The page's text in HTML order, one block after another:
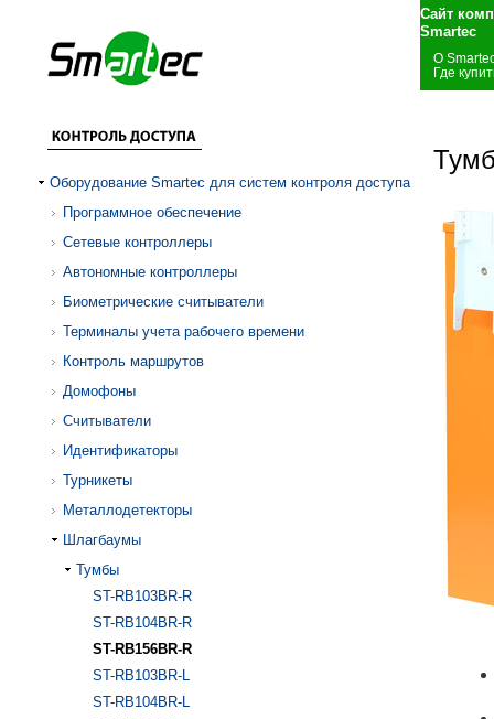
Сайт
Smartec
О
Где
Оборудование Smartec для систем контроля доступа
Программное обеспечение
Сетевые контроллеры
Автономные контроллеры
Биометрические считыватели
Терминалы учета рабочего времени
Контроль маршрутов
Домофоны
Считыватели
Идентификаторы
Турникеты
Металлодетекторы
Шлагбаумы
Тумбы
ST-RB103BR-R
ST-RB104BR-R
ST-RB156BR-R
ST-RB103BR-L
ST-RB104BR-L